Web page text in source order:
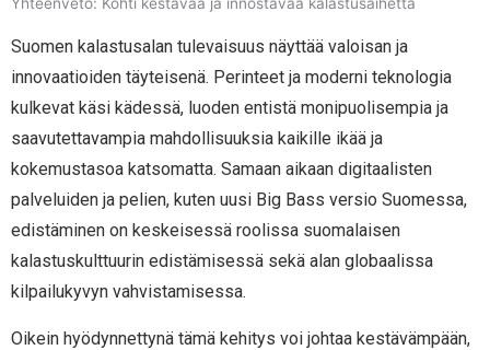
Suomen kalastusalan tulevaisuus näyttää valoisan ja
innovaatioiden täyteisenä. Perinteet ja moderni teknologia
kulkevat käsi kädessä, luoden entistä monipuolisempia ja
saavutettavampia mahdollisuuksia kaikille ikää ja
kokemustasoa katsomatta. Samaan aikaan digitaalisten
palveluiden ja pelien, kuten uusi Big Bass versio Suomessa,
edistäminen on keskeisessä roolissa suomalaisen
kalastuskulttuurin edistämisessä sekä alan globaalissa
kilpailukyvyn vahvistamisessa.
Oikein hyödynnettynä tämä kehitys voi johtaa kestävämpään,